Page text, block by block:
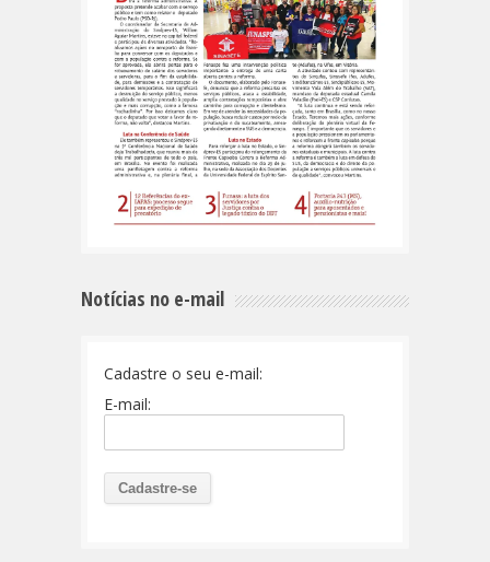
Notícias no e-mail
Cadastre o seu e-mail:
E-mail: